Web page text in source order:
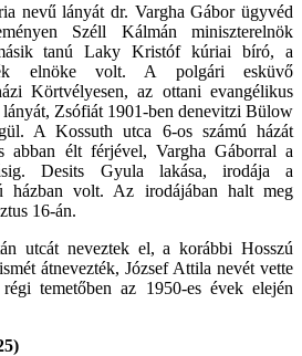
nevű lányát dr. Vargha Gábor ügyvéd
Széll Kálmán miniszterelnök
tanú Laky Kristóf kúriai bíró, a
elnöke volt. A polgári esküvő
Körtvélyesen, az ottani evangélikus
Zsófiát 1901-ben denevitzi Bülow
A Kossuth utca 6-os számú házát
abban élt férjével, Vargha Gáborral a
Desits Gyula lakása, irodája a
házban volt. Az irodájában halt meg
16-án.
utcát neveztek el, a korábbi Hosszú
átnevezték, József Attila nevét vette
temetőben az 1950-es évek elején